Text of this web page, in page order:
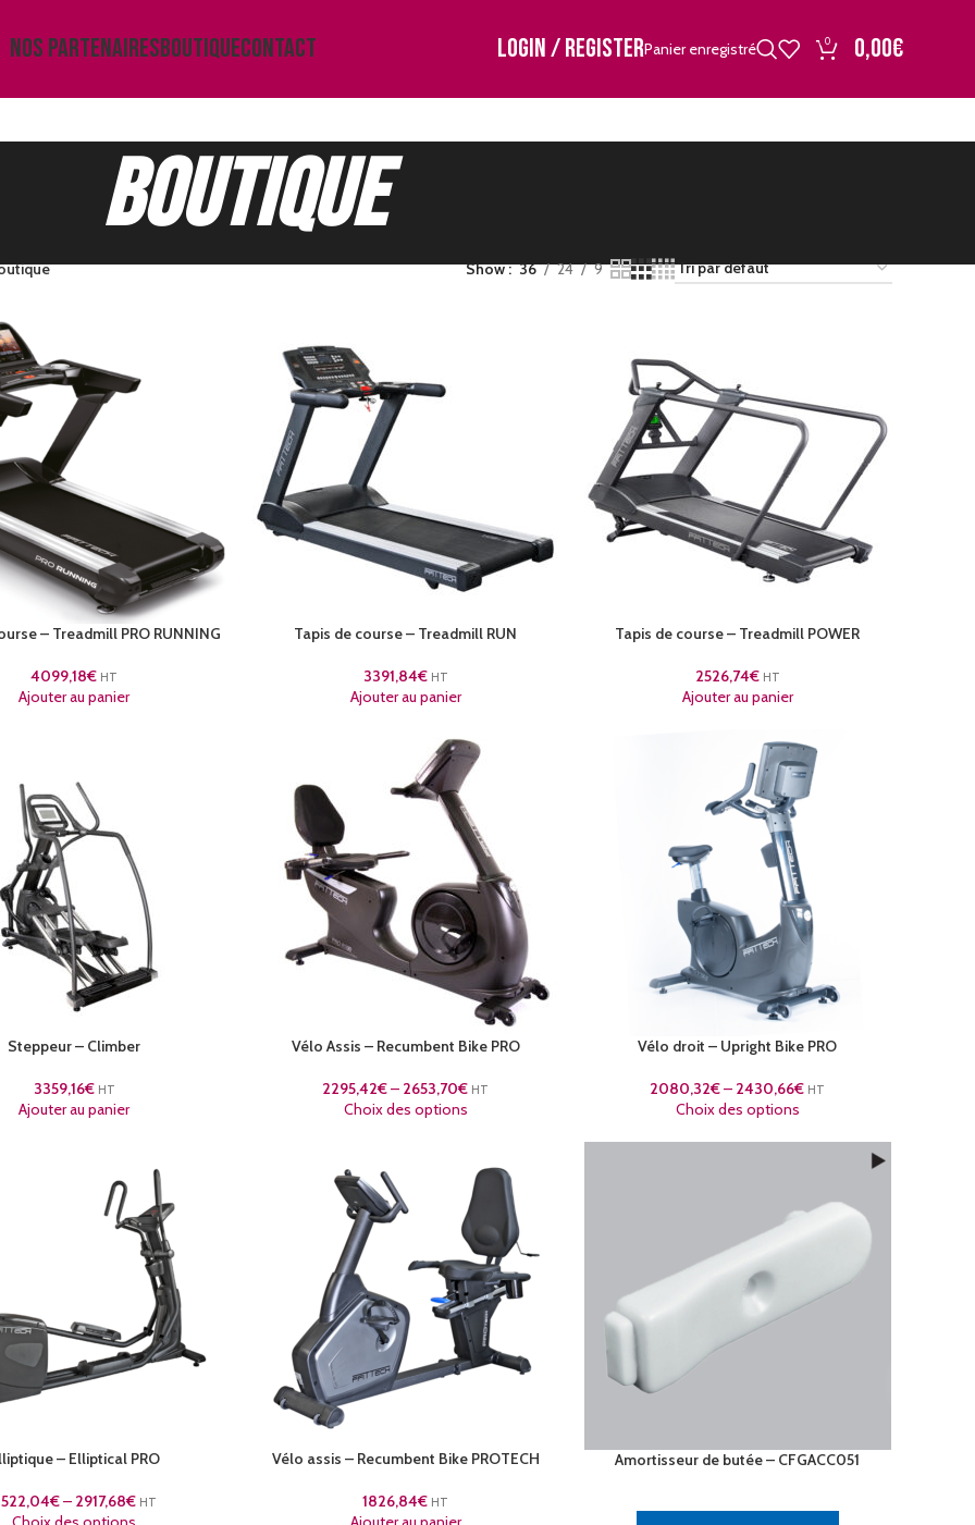
NOS PARTENAIRESBOUTIQUECONTACT LOGIN / REGISTERPanier enregistré 0 0,00€
Boutique
Show 36 24 9
– Treadmill PRO RUNNING
4099,18€ HT
Ajouter au panier
Tapis de course – Treadmill RUN
3391,84€ HT
Ajouter au panier
Tapis de course – Treadmill POWER
2526,74€ HT
Ajouter au panier
Steppeur – Climber
3359,16€ HT
Ajouter au panier
Vélo Assis – Recumbent Bike PRO
2295,42€– 2653,70€ HT
Choix des options
Vélo droit – Upright Bike PRO
2080,32€– 2430,66€ HT
Choix des options
– Elliptical PRO
€– 2917,68€ HT
Vélo assis – Recumbent Bike PROTECH
1826,84€ HT
Amortisseur de butée – CFGACC051